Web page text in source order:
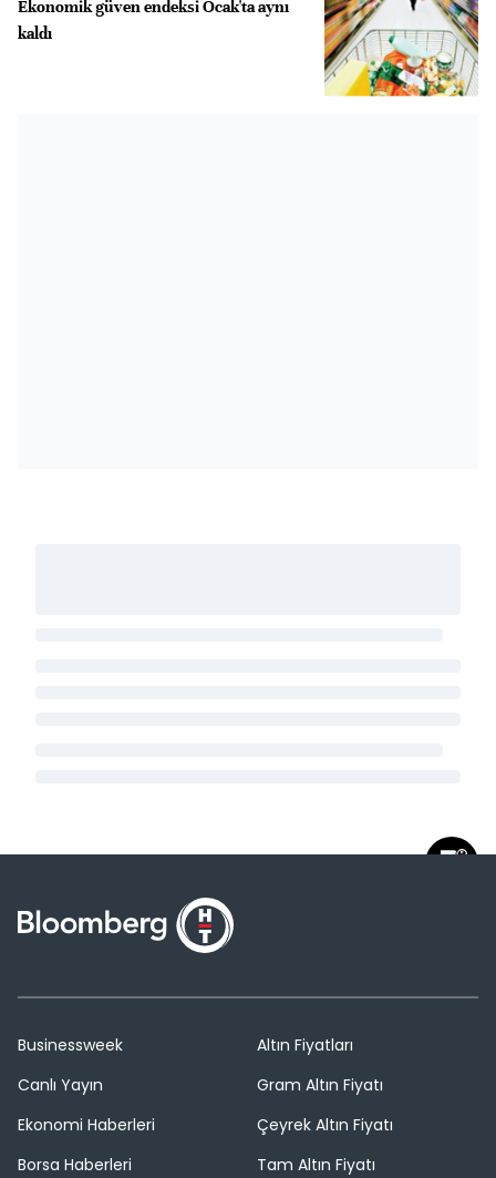
Ekonomik güven endeksi Ocak'ta aynı
kaldı
Businessweek
Canlı Yayın
Ekonomi Haberleri
Borsa Haberleri
Altın Fiyatları
Gram Altın Fiyatı
Çeyrek Altın Fiyatı
Tam Altın Fiyatı